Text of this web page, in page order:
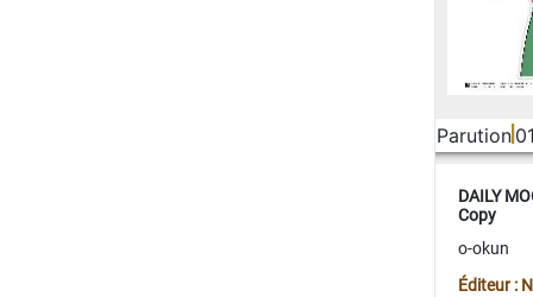
Parution
DAILY
Copy
o-okun
Éditeur :